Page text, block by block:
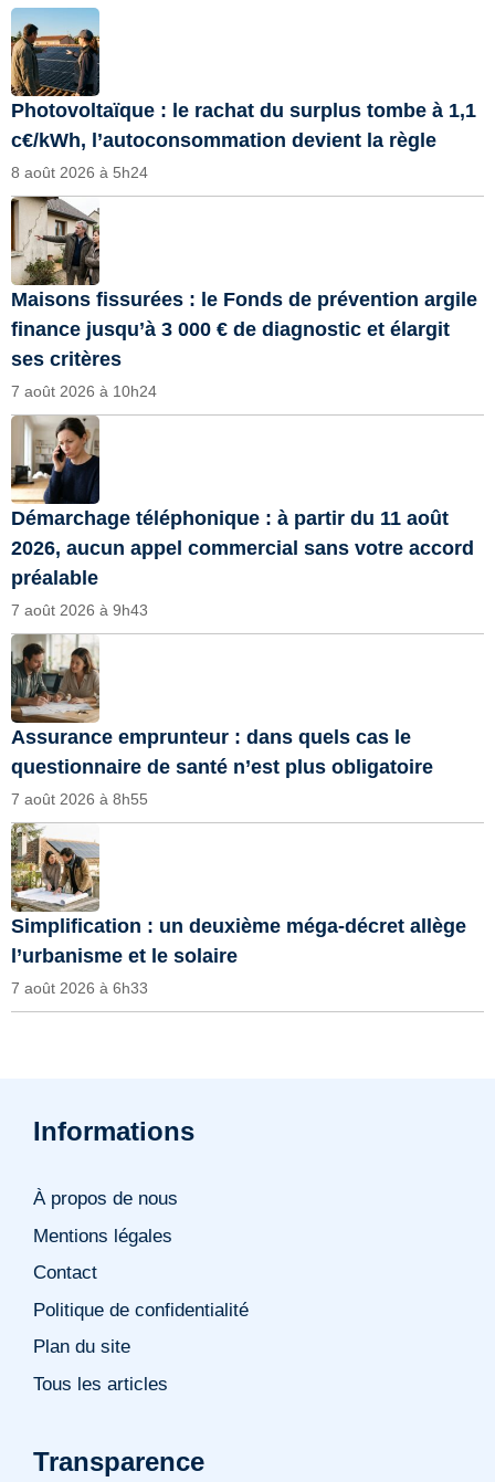
Photovoltaïque : le rachat du surplus tombe à 1,1
c€/kWh, l’autoconsommation devient la règle
8 août 2026 à 5h24
Maisons fissurées : le Fonds de prévention argile
finance jusqu’à 3 000 € de diagnostic et élargit
ses critères
7 août 2026 à 10h24
Démarchage téléphonique : à partir du 11 août
2026, aucun appel commercial sans votre accord
préalable
7 août 2026 à 9h43
Assurance emprunteur : dans quels cas le
questionnaire de santé n’est plus obligatoire
7 août 2026 à 8h55
Simplification : un deuxième méga-décret allège
l’urbanisme et le solaire
7 août 2026 à 6h33
Informations
À propos de nous
Mentions légales
Contact
Politique de confidentialité
Plan du site
Tous les articles
Transparence